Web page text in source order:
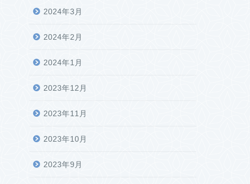
2024年3月
2024年2月
2024年1月
2023年12月
2023年11月
2023年10月
2023年9月